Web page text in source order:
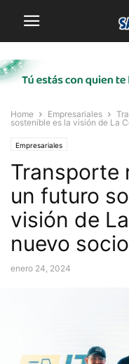
Home Empresariales
sostenible es la visión de La
Empresariales
Transporte
un futuro
visión de
nuevo
enero 24, 2024